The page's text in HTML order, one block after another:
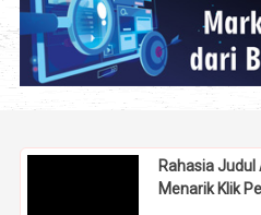
Rahasia Judul
Menarik Klik